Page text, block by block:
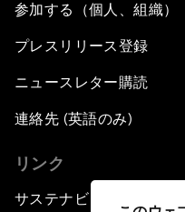
参加する（個人、組織）
プレスリリース登録
ニュースレター購読
連絡先 (英語のみ)
リンク
サステナビリティへの取